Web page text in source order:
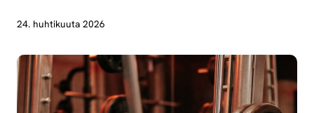
24. huhtikuuta 2026